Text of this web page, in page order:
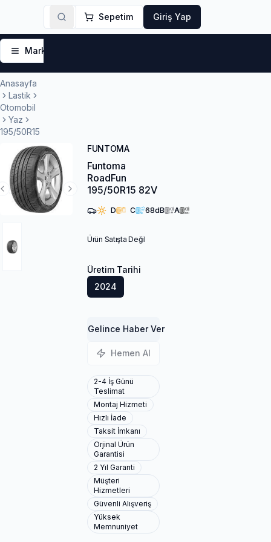
Sepetim Giriş Yap
Markalar
Anasayfa
Lastik
Otomobil
Yaz
195/50R15
Next Slide
Previous Slide
FUNTOMA
Funtoma
RoadFun
195/50R15 82V
D C 68dB A
Ürün Satışta Değil
Üretim Tarihi
2024
Gelince Haber Ver
Hemen Al
2-4 İş Günü
Teslimat
Montaj Hizmeti
Hızlı İade
Taksit İmkanı
Orjinal Ürün
Garantisi
2 Yıl Garanti
Müşteri
Hizmetleri
Güvenli Alışveriş
Yüksek
Memnuniyet